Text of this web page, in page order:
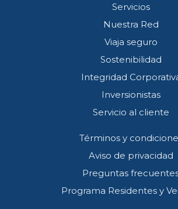
Servicios
Nuestra Red
Viaja seguro
Sostenibilidad
Integridad
Inversionistas
Servicio al cliente
Términos y
Aviso de privacidad
Preguntas
Programa Residentes y